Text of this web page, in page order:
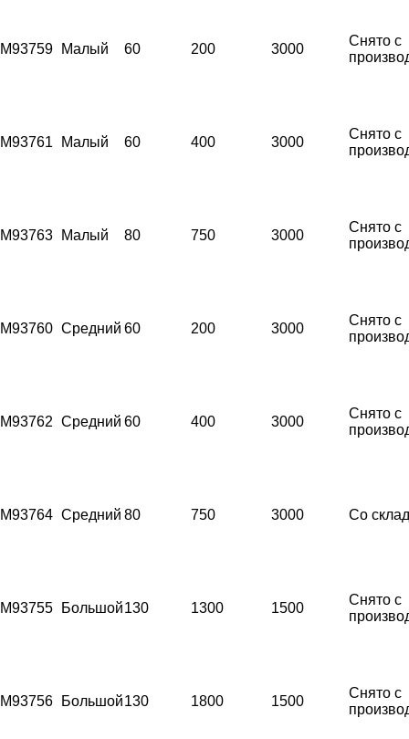
M93759 Малый 60 200 3000
Снято с
M93761 Малый 60 400 3000
Снято с
M93763 Малый 80 750 3000
Снято с
M93760 Средний 60 200 3000
Снято с
M93762 Средний 60 400 3000
Снято с
M93764 Средний 80 750 3000 Со
M93755 Большой130 1300 1500
Снято с
M93756 Большой130 1800 1500
Снято с